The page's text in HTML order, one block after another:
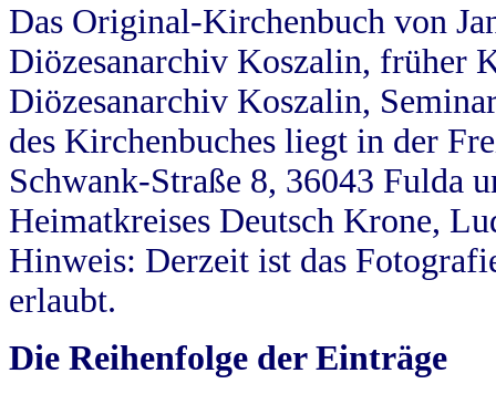
Das Original-Kirchenbuch von
Diözesanarchiv Koszalin, früher
Diözesanarchiv Koszalin,
des Kirchenbuches liegt in der
Schwank-Straße 8, 36043 Fulda
Heimatkreises Deutsch Krone,
Hinweis: Derzeit ist das
erlaubt.
Die Reihenfolge der Einträge